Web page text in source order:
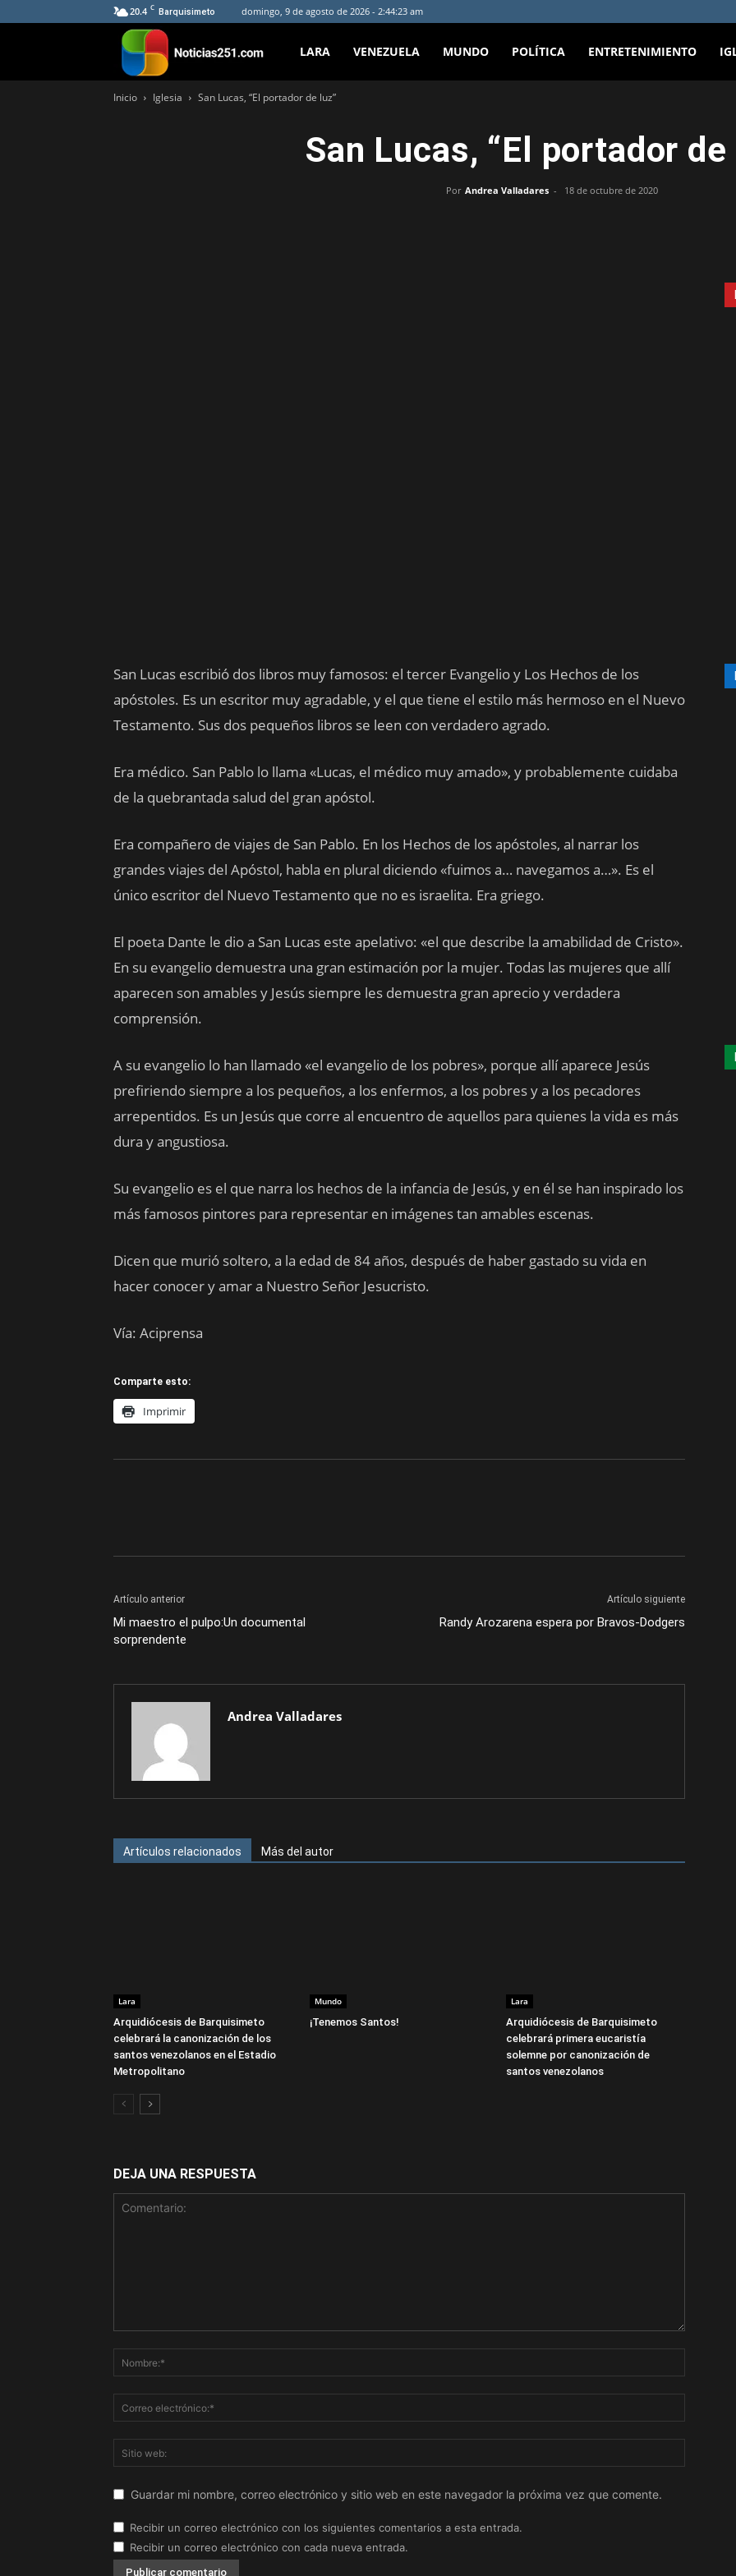
20.4 C Barquisimeto domingo, 9 de agosto de 2026 - 2:44:23 am
Noticias251
LARA VENEZUELA MUNDO POLÍTICA ENTRETENIMIENTO
Inicio Iglesia San Lucas, “El portador de luz”
San Lucas, “El portador de
Por Andrea Valladares - 18 de octubre de 2020
San Lucas escribió dos libros muy famosos: el tercer Evangelio y Los Hechos de los
apóstoles. Es un escritor muy agradable, y el que tiene el estilo más hermoso en el Nuevo
Testamento. Sus dos pequeños libros se leen con verdadero agrado.
Era médico. San Pablo lo llama «Lucas, el médico muy amado», y probablemente cuidaba
de la quebrantada salud del gran apóstol.
Era compañero de viajes de San Pablo. En los Hechos de los apóstoles, al narrar los
grandes viajes del Apóstol, habla en plural diciendo «fuimos a… navegamos a…». Es el
único escritor del Nuevo Testamento que no es israelita. Era griego.
El poeta Dante le dio a San Lucas este apelativo: «el que describe la amabilidad de Cristo».
En su evangelio demuestra una gran estimación por la mujer. Todas las mujeres que allí
aparecen son amables y Jesús siempre les demuestra gran aprecio y verdadera
comprensión.
A su evangelio lo han llamado «el evangelio de los pobres», porque allí aparece Jesús
prefiriendo siempre a los pequeños, a los enfermos, a los pobres y a los pecadores
arrepentidos. Es un Jesús que corre al encuentro de aquellos para quienes la vida es más
dura y angustiosa.
Su evangelio es el que narra los hechos de la infancia de Jesús, y en él se han inspirado los
más famosos pintores para representar en imágenes tan amables escenas.
Dicen que murió soltero, a la edad de 84 años, después de haber gastado su vida en
hacer conocer y amar a Nuestro Señor Jesucristo.
Vía: Aciprensa
Comparte esto:
Imprimir
Artículo anterior
Mi maestro el pulpo:Un documental
sorprendente
Artículo siguiente
Randy Arozarena espera por Bravos-Dodgers
Andrea Valladares
Artículos relacionados Más del autor
Lara
Arquidiócesis de Barquisimeto
celebrará la canonización de los
santos venezolanos en el Estadio
Metropolitano
Mundo
¡Tenemos Santos!
Lara
Arquidiócesis de Barquisimeto
celebrará primera eucaristía
solemne por canonización de
santos venezolanos
DEJA UNA RESPUESTA
Guardar mi nombre, correo electrónico y sitio web en este navegador la próxima vez que comente.
Recibir un correo electrónico con los siguientes comentarios a esta entrada.
Recibir un correo electrónico con cada nueva entrada.